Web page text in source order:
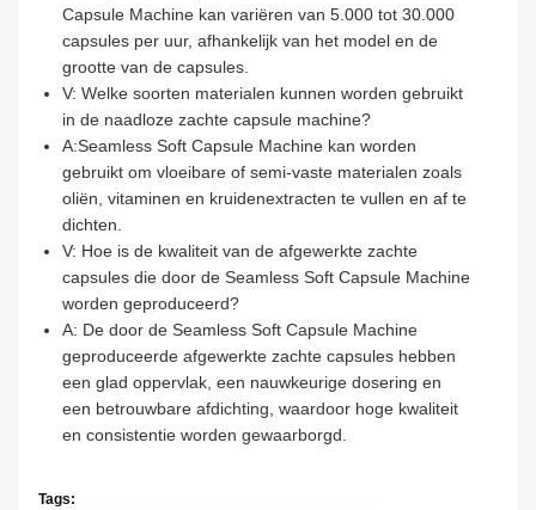
Capsule Machine kan variëren van 5.000 tot 30.000
capsules per uur, afhankelijk van het model en de
grootte van de capsules.
V: Welke soorten materialen kunnen worden gebruikt
in de naadloze zachte capsule machine?
A:Seamless Soft Capsule Machine kan worden
gebruikt om vloeibare of semi-vaste materialen zoals
oliën, vitaminen en kruidenextracten te vullen en af te
dichten.
V: Hoe is de kwaliteit van de afgewerkte zachte
capsules die door de Seamless Soft Capsule Machine
worden geproduceerd?
A: De door de Seamless Soft Capsule Machine
geproduceerde afgewerkte zachte capsules hebben
een glad oppervlak, een nauwkeurige dosering en
een betrouwbare afdichting, waardoor hoge kwaliteit
en consistentie worden gewaarborgd.
Tags: